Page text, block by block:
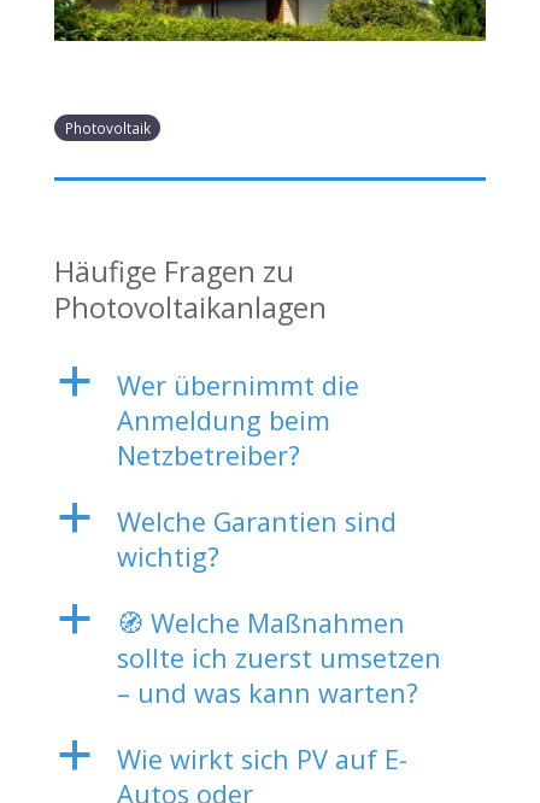
Photovoltaik
Häufige Fragen zu
Photovoltaikanlagen
a
Wer übernimmt die
Anmeldung beim
Netzbetreiber?
a
Welche Garantien sind
wichtig?
a
🧭 Welche Maßnahmen
sollte ich zuerst umsetzen
– und was kann warten?
a
Wie wirkt sich PV auf E-
Autos oder